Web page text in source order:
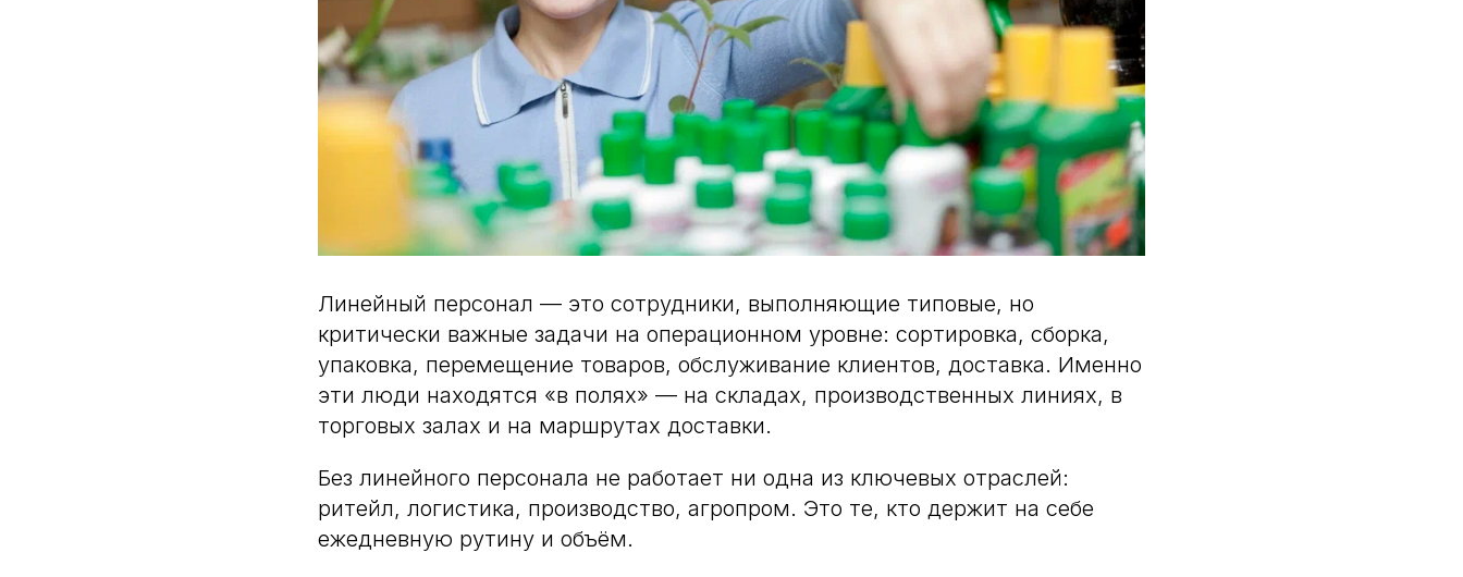
Линейный персонал — это сотрудники, выполняющие типовые, но
критически важные задачи на операционном уровне: сортировка, сборка,
упаковка, перемещение товаров, обслуживание клиентов, доставка. Именно
эти люди находятся «в полях» — на складах, производственных линиях, в
торговых залах и на маршрутах доставки.
Без линейного персонала не работает ни одна из ключевых отраслей:
ритейл, логистика, производство, агропром. Это те, кто держит на себе
ежедневную рутину и объём.